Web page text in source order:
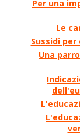
Per una
Le
Sussidi
Una